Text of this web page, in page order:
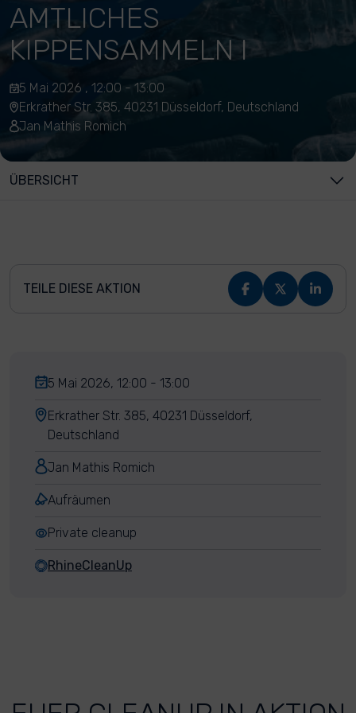
AMTLICHES
KIPPENSAMMELN I
5 Mai 2026 , 12:00 - 13:00
Erkrather Str. 385, 40231 Düsseldorf, Deutschland
Jan Mathis Romich
ÜBERSICHT
TEILE DIESE AKTION
5 Mai 2026, 12:00 - 13:00
Erkrather Str. 385, 40231 Düsseldorf,
Deutschland
Jan Mathis Romich
Aufräumen
Private cleanup
RhineCleanUp